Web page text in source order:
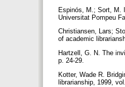
Espinós, M.; Sort, M.
Universitat Pompeu
Christiansen, Lars;
of academic
Hartzell, G. N. The
p. 24-29.
Kotter, Wade R.
librarianship, 1999,